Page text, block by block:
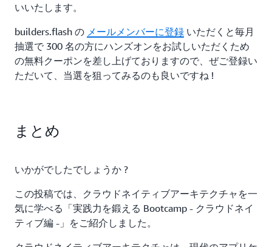
いいたします。
builders.flash の メールメンバーに登録 いただくと毎月
抽選で 300 名の方にハンズオンをお試しいただくため
の無料クーポンを差し上げておりますので、ぜご登録い
ただいて、当選を狙ってみるのも良いですね !
まとめ
いかがでしたでしょうか ?
この投稿では、クラウドネイティブアーキテクチャを一
気に学べる「実践力を鍛える Bootcamp - クラウドネイ
ティブ編 -」をご紹介しました。